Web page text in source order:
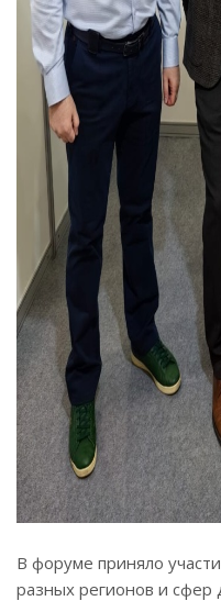
В форуме приняло
разных регионов и сфер